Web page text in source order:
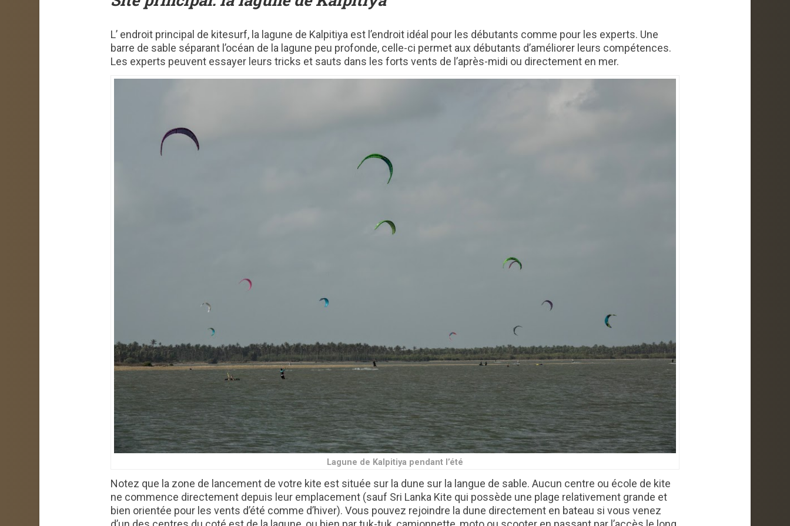
L’ endroit principal de kitesurf, la lagune de Kalpitiya est l’endroit idéal pour les débutants comme pour les experts. Une
barre de sable séparant l’océan de la lagune peu profonde, celle-ci permet aux débutants d’améliorer leurs compétences.
Les experts peuvent essayer leurs tricks et sauts dans les forts vents de l’après-midi ou directement en mer.
Lagune de Kalpitiya pendant l’été
Notez que la zone de lancement de votre kite est située sur la dune sur la langue de sable. Aucun centre ou école de kite
ne commence directement depuis leur emplacement (sauf Sri Lanka Kite qui possède une plage relativement grande et
bien orientée pour les vents d’été comme d’hiver). Vous pouvez rejoindre la dune directement en bateau si vous venez